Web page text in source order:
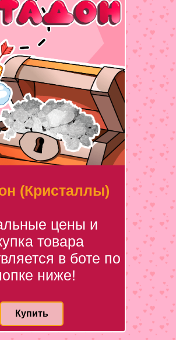
(Кристаллы)
цены и
товара
в боте по
ниже!
Купить